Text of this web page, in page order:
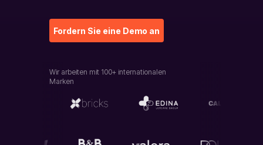
Fordern Sie eine Demo an
Wir arbeiten mit 100+ internationalen
Marken